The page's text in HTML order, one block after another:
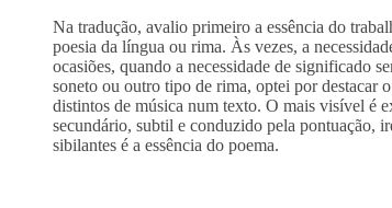
Na tradução, avalio primeiro a essência do
poesia da língua ou rima. Às vezes, a
ocasiões, quando a necessidade de significado
soneto ou outro tipo de rima, optei por destacar
distintos de música num texto. O mais visível é
secundário, subtil e conduzido pela pontuação,
sibilantes é a essência do poema.